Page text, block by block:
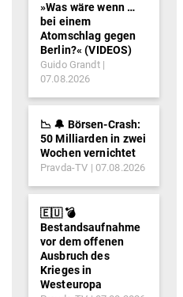
»Was wäre wenn …
bei einem
Atomschlag gegen
Berlin?« (VIDEOS)
Guido Grandt
07.08.2026
📉 🔔 Börsen-Crash:
50 Milliarden in zwei
Wochen vernichtet
Pravda-TV 07.08.2026
🇪🇺 💣
Bestandsaufnahme
vor dem offenen
Ausbruch des
Krieges in
Westeuropa